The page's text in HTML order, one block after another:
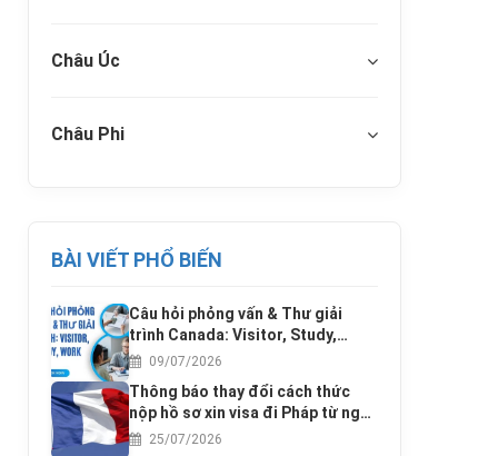
Châu Úc
Châu Phi
BÀI VIẾT PHỔ BIẾN
Câu hỏi phỏng vấn & Thư giải
trình Canada: Visitor, Study,
Work09/07/2026
Thông báo thay đổi cách thức
nộp hồ sơ xin visa đi Pháp từ ngày
17/3/2016
25/07/2026